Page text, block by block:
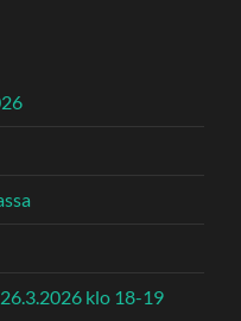
klo 18-19